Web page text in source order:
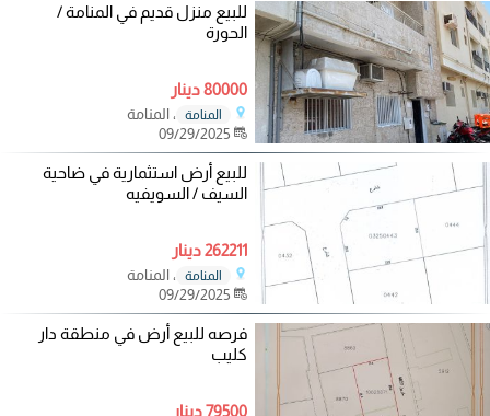
للبيع منزل قديم في المنامة /
الحورة
80000 دينار
المنامة
، المنامة
للبيع أرض استثمارية في ضاحية
السيف / السويفيه
262211 دينار
المنامة
، المنامة
فرصه للبيع أرض في منطقة دار
كليب
79500 دينار